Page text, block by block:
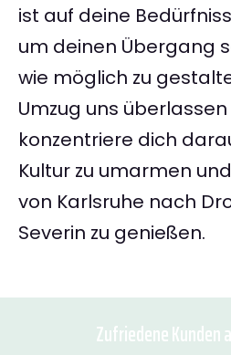
ist auf deine
um deinen Übergang
wie möglich zu
Umzug uns
konzentriere dich
Kultur zu umarmen
von Karlsruhe nach
Severin zu genießen.
Zufriedene Kunden